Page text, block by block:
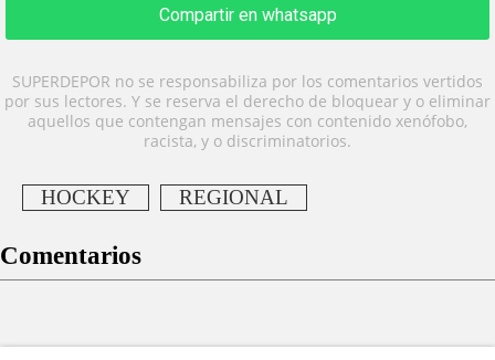
Compartir en whatsapp
SUPERDEPOR no se responsabiliza por los comentarios vertidos
por sus lectores. Y se reserva el derecho de bloquear y o eliminar
aquellos que contengan mensajes con contenido xenófobo,
racista, y o discriminatorios.
HOCKEY REGIONAL
Comentarios